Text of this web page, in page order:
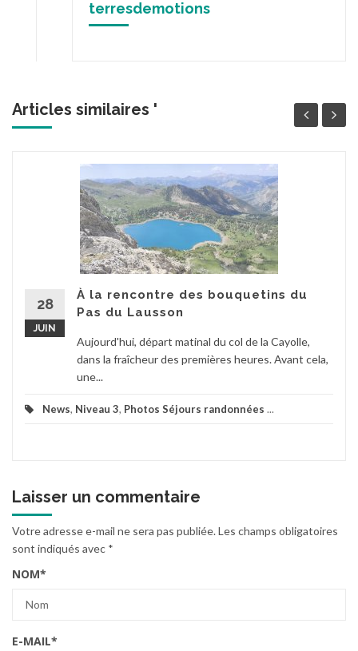
terresdemotions
Articles similaires '
28
JUIN
À la rencontre des bouquetins du
Pas du Lausson
Aujourd'hui, départ matinal du col de la Cayolle,
dans la fraîcheur des premières heures. Avant cela,
une...
News, Niveau 3, Photos Séjours randonnées ...
Laisser un commentaire
Votre adresse e-mail ne sera pas publiée.Les champs obligatoires
sont indiqués avec *
NOM*
E-MAIL*